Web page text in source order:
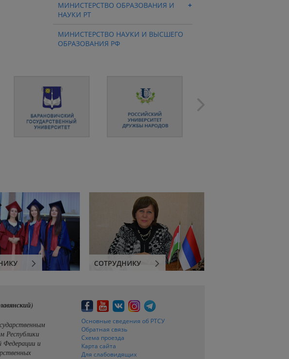
МИНИСТЕРСТВО ОБРАЗОВАНИЯ И
НАУКИ РТ
МИНИСТЕРСТВО НАУКИ И ВЫСШЕГО
ОБРАЗОВАНИЯ РФ
СОТРУДНИКУ
Республики
Федерации и
Основные сведения об РТСУ
Обратная связь
Схема проезда
Карта сайта
Для слабовидящих